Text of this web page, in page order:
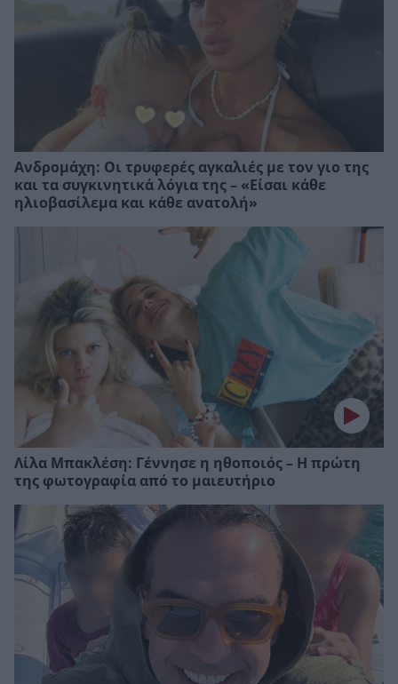
Ανδρομάχη: Οι τρυφερές αγκαλιές με τον γιο της
και τα συγκινητικά λόγια της – «Είσαι κάθε
ηλιοβασίλεμα και κάθε ανατολή»
Λίλα Μπακλέση: Γέννησε η ηθοποιός – Η πρώτη
της φωτογραφία από το μαιευτήριο